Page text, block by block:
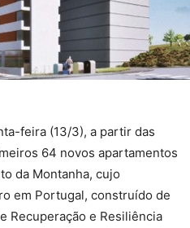
feira (13/3), a partir das
64 novos apartamentos
da Montanha, cujo
em Portugal, construído de
Recuperação e Resiliência